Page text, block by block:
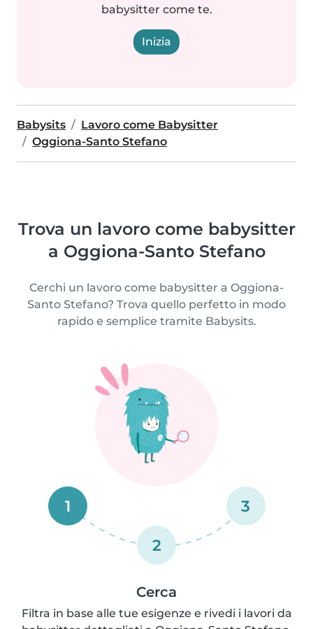
babysitter come te.
Inizia
Babysits
Lavoro come Babysitter
Oggiona-Santo Stefano
Trova un lavoro come babysitter
a Oggiona-Santo Stefano
Cerchi un lavoro come babysitter a Oggiona-
Santo Stefano? Trova quello perfetto in modo
rapido e semplice tramite Babysits.
1
2
3
Cerca
Filtra in base alle tue esigenze e rivedi i lavori da